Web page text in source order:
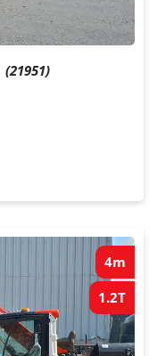
(21951)
4m
1.2T